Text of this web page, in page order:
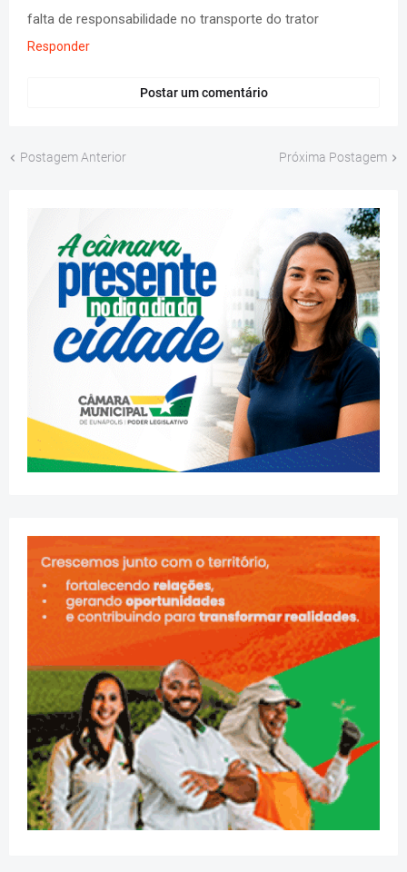
falta de responsabilidade no transporte do trator
Responder
Postar um comentário
Postagem Anterior Próxima Postagem